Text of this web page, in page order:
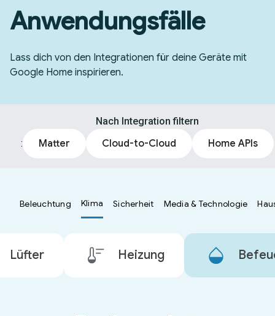
Anwendungsfälle
Lass dich von den Integrationen für deine Geräte mit
Google Home inspirieren.